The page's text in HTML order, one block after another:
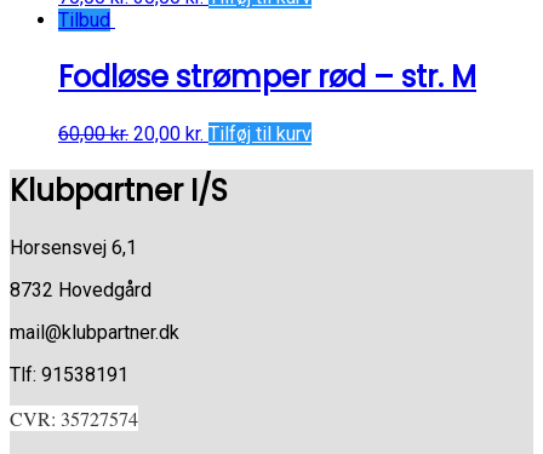
Tilbud
Fodløse strømper rød – str. M
60,00kr. 20,00 kr. Tilføj til kurv
Klubpartner I/S
Horsensvej 6,1
8732 Hovedgård
mail@klubpartner.dk
Tlf: 91538191
CVR: 35727574